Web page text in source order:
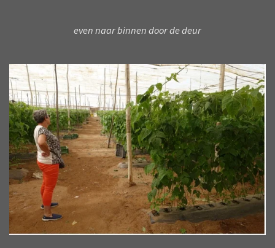
even naar binnen door de deur